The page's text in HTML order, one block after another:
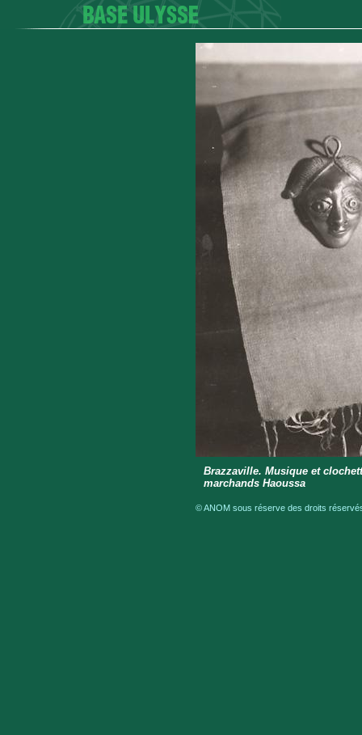
Brazzaville. Musique et
marchands Haoussa
© ANOM sous réserve des droits